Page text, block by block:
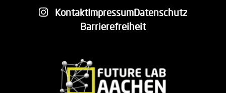
KontaktImpressumDatenschutz
Barrierefreiheit